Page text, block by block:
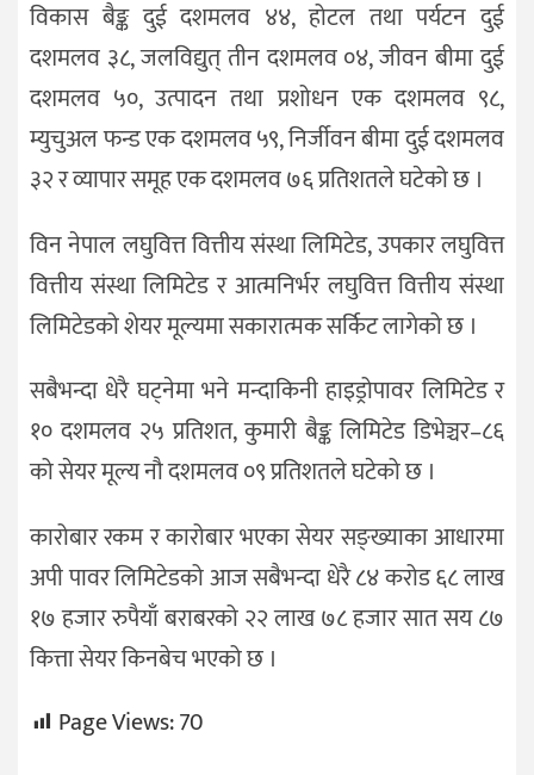
विकास बैङ्क दुई दशमलव ४४, होटल तथा पर्यटन दुई
दशमलव ३८, जलविद्युत् तीन दशमलव ०४, जीवन बीमा दुई
दशमलव ५०, उत्पादन तथा प्रशोधन एक दशमलव ९८,
म्युचुअल फन्ड एक दशमलव ५९, निर्जीवन बीमा दुई दशमलव
३२ र व्यापार समूह एक दशमलव ७६ प्रतिशतले घटेको छ ।
विन नेपाल लघुवित्त वित्तीय संस्था लिमिटेड, उपकार लघुवित्त
वित्तीय संस्था लिमिटेड र आत्मनिर्भर लघुवित्त वित्तीय संस्था
लिमिटेडको शेयर मूल्यमा सकारात्मक सर्किट लागेको छ ।
सबैभन्दा धेरै घट्नेमा भने मन्दाकिनी हाइड्रोपावर लिमिटेड र
१० दशमलव २५ प्रतिशत, कुमारी बैङ्क लिमिटेड डिभेञ्चर–८६
को सेयर मूल्य नौ दशमलव ०९ प्रतिशतले घटेको छ ।
कारोबार रकम र कारोबार भएका सेयर सङ्ख्याका आधारमा
अपी पावर लिमिटेडको आज सबैभन्दा धेरै ८४ करोड ६८ लाख
१७ हजार रुपैयाँ बराबरको २२ लाख ७८ हजार सात सय ८७
कित्ता सेयर किनबेच भएको छ ।
Page Views:70